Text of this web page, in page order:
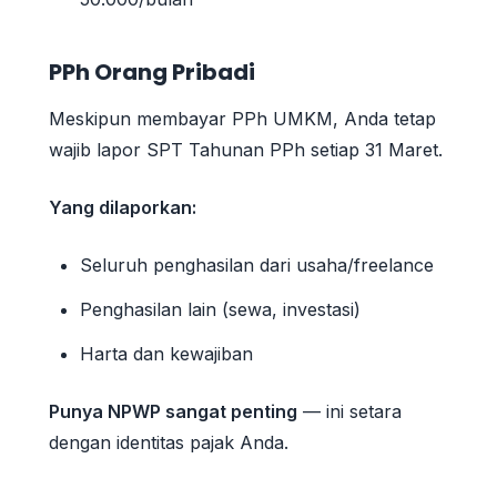
PPh Orang Pribadi
Meskipun membayar PPh UMKM, Anda tetap
wajib lapor SPT Tahunan PPh setiap 31 Maret.
Yang dilaporkan:
Seluruh penghasilan dari usaha/freelance
Penghasilan lain (sewa, investasi)
Harta dan kewajiban
Punya NPWP sangat penting — ini setara
dengan identitas pajak Anda.